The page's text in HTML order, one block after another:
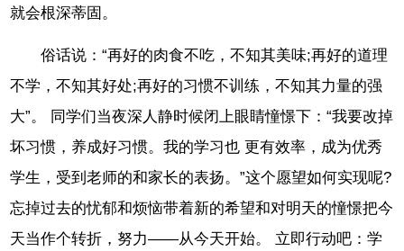
就会根深蒂固。
俗话说：“再好的肉食不吃，不知其美味;再好的道理
不学，不知其好处;再好的习惯不训练，不知其力量的强
大”。 同学们当夜深人静时候闭上眼睛憧憬下：“我要改掉
坏习惯，养成好习惯。我的学习也 更有效率，成为优秀
学生，受到老师的和家长的表扬。”这个愿望如何实现呢?
忘掉过去的忧郁和烦恼带着新的希望和对明天的憧憬把今
天当作个转折，努力——从今天开始。 立即行动吧：学